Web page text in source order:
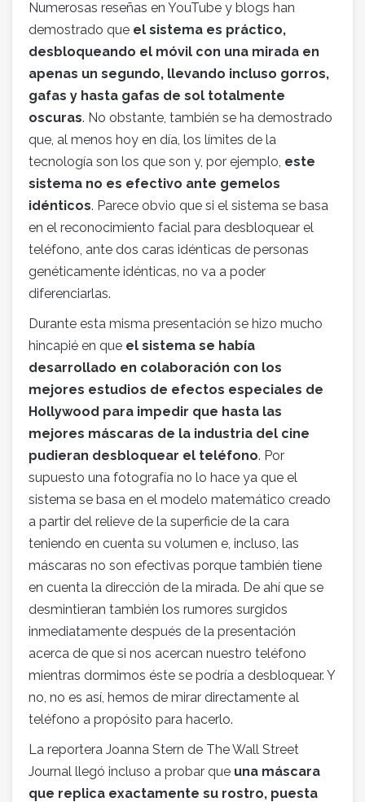
Numerosas reseñas en YouTube y blogs han
demostrado que el sistema es práctico,
desbloqueando el móvil con una mirada en
apenas un segundo, llevando incluso gorros,
gafas y hasta gafas de sol totalmente
oscuras. No obstante, también se ha demostrado
que, al menos hoy en día, los límites de la
tecnología son los que son y, por ejemplo, este
sistema no es efectivo ante gemelos
idénticos. Parece obvio que si el sistema se basa
en el reconocimiento facial para desbloquear el
teléfono, ante dos caras idénticas de personas
genéticamente idénticas, no va a poder
diferenciarlas.
Durante esta misma presentación se hizo mucho
hincapié en que el sistema se había
desarrollado en colaboración con los
mejores estudios de efectos especiales de
Hollywood para impedir que hasta las
mejores máscaras de la industria del cine
pudieran desbloquear el teléfono. Por
supuesto una fotografía no lo hace ya que el
sistema se basa en el modelo matemático creado
a partir del relieve de la superficie de la cara
teniendo en cuenta su volumen e, incluso, las
máscaras no son efectivas porque también tiene
en cuenta la dirección de la mirada. De ahí que se
desmintieran también los rumores surgidos
inmediatamente después de la presentación
acerca de que si nos acercan nuestro teléfono
mientras dormimos éste se podría a desbloquear. Y
no, no es así, hemos de mirar directamente al
teléfono a propósito para hacerlo.
La reportera Joanna Stern de The Wall Street
Journal llegó incluso a probar que una máscara
que replica exactamente su rostro, puesta